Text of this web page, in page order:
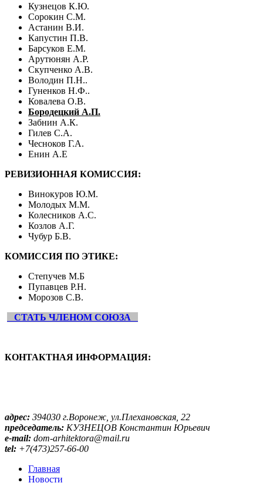
Кузнецов К.Ю.
Сорокин С.М.
Астанин В.И.
Капустин П.В.
Барсуков Е.М.
Арутюнян А.Р.
Скупченко А.В.
Володин П.Н..
Гуненков Н.Ф..
Ковалева О.В.
Бородецкий А.П.
Забнин А.К.
Гилев С.А.
Чесноков Г.А.
Енин А.Е
РЕВИЗИОННАЯ КОМИССИЯ:
Винокуров Ю.М.
Молодых М.М.
Колесников А.С.
Козлов А.Г.
Чубур Б.В.
КОМИССИЯ ПО ЭТИКЕ:
Степучев М.Б
Пупавцев Р.Н.
Морозов С.В.
СТАТЬ ЧЛЕНОМ СОЮЗА
КОНТАКТНАЯ ИНФОРМАЦИЯ:
адрес: 394030 г.Воронеж, ул.Плехановская, 22
председатель: КУЗНЕЦОВ Константин Юрьевич
e-mail: dom-arhitektora@mail.ru
tel: +7(473)257-66-00
Главная
Новости